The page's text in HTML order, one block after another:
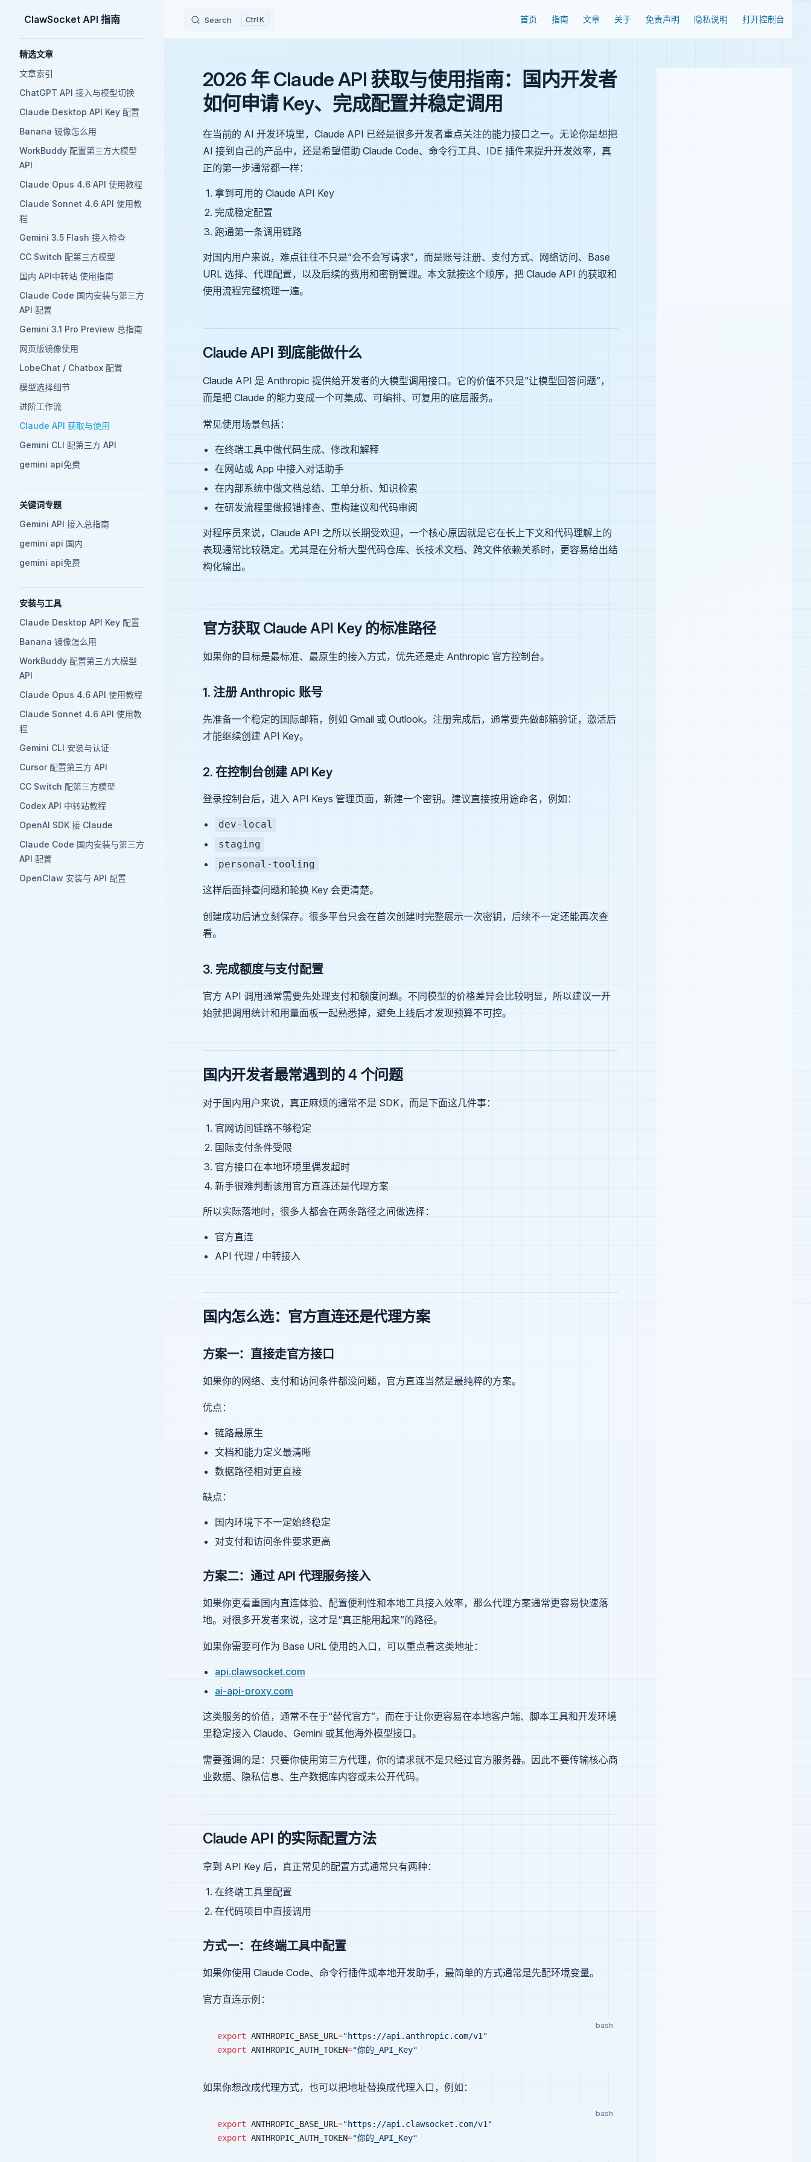
Skip to content
ClawSocket API 指南 Search K 首页 指南 文章 关于 免责声明 隐私说明 打开控制台
精选文章
文章索引
ChatGPT API 接入与模型切换
Claude Desktop API Key 配置
Banana 镜像怎么用
WorkBuddy 配置第三方大模型
API
Claude Opus 4.6 API 使用教程
Claude Sonnet 4.6 API 使用教
程
Gemini 3.5 Flash 接入检查
CC Switch 配第三方模型
国内 API中转站 使用指南
Claude Code 国内安装与第三方
API 配置
Gemini 3.1 Pro Preview 总指南
网页版镜像使用
LobeChat / Chatbox 配置
模型选择细节
进阶工作流
Claude API 获取与使用
Gemini CLI 配第三方 API
gemini api免费
关键词专题
Gemini API 接入总指南
gemini api 国内
gemini api免费
安装与工具
Claude Desktop API Key 配置
Banana 镜像怎么用
WorkBuddy 配置第三方大模型
API
Claude Opus 4.6 API 使用教程
Claude Sonnet 4.6 API 使用教
程
Gemini CLI 安装与认证
Cursor 配置第三方 API
CC Switch 配第三方模型
Codex API 中转站教程
OpenAI SDK 接 Claude
Claude Code 国内安装与第三方
API 配置
OpenClaw 安装与 API 配置
2026 年 Claude API 获取与使用指南：国内开发者
如何申请 Key、完成配置并稳定调用
在当前的 AI 开发环境里，Claude API 已经是很多开发者重点关注的能力接口之一。无论你是想把
AI 接到自己的产品中，还是希望借助 Claude Code、命令行工具、IDE 插件来提升开发效率，真
正的第一步通常都一样：
拿到可用的 Claude API Key
完成稳定配置
跑通第一条调用链路
对国内用户来说，难点往往不只是“会不会写请求”，而是账号注册、支付方式、网络访问、Base
URL 选择、代理配置，以及后续的费用和密钥管理。本文就按这个顺序，把 Claude API 的获取和
使用流程完整梳理一遍。
Claude API 到底能做什么
Claude API 是 Anthropic 提供给开发者的大模型调用接口。它的价值不只是“让模型回答问题”，
而是把 Claude 的能力变成一个可集成、可编排、可复用的底层服务。
常见使用场景包括：
在终端工具中做代码生成、修改和解释
在网站或 App 中接入对话助手
在内部系统中做文档总结、工单分析、知识检索
在研发流程里做报错排查、重构建议和代码审阅
对程序员来说，Claude API 之所以长期受欢迎，一个核心原因就是它在长上下文和代码理解上的
表现通常比较稳定。尤其是在分析大型代码仓库、长技术文档、跨文件依赖关系时，更容易给出结
构化输出。
官方获取 Claude API Key 的标准路径
如果你的目标是最标准、最原生的接入方式，优先还是走 Anthropic 官方控制台。
1. 注册 Anthropic 账号
先准备一个稳定的国际邮箱，例如 Gmail 或 Outlook。注册完成后，通常要先做邮箱验证，激活后
才能继续创建 API Key。
2. 在控制台创建 API Key
登录控制台后，进入 API Keys 管理页面，新建一个密钥。建议直接按用途命名，例如：
dev-local
staging
personal-tooling
这样后面排查问题和轮换 Key 会更清楚。
创建成功后请立刻保存。很多平台只会在首次创建时完整展示一次密钥，后续不一定还能再次查
看。
3. 完成额度与支付配置
官方 API 调用通常需要先处理支付和额度问题。不同模型的价格差异会比较明显，所以建议一开
始就把调用统计和用量面板一起熟悉掉，避免上线后才发现预算不可控。
国内开发者最常遇到的 4 个问题
对于国内用户来说，真正麻烦的通常不是 SDK，而是下面这几件事：
官网访问链路不够稳定
国际支付条件受限
官方接口在本地环境里偶发超时
新手很难判断该用官方直连还是代理方案
所以实际落地时，很多人都会在两条路径之间做选择：
官方直连
API 代理 / 中转接入
国内怎么选：官方直连还是代理方案
方案一：直接走官方接口
如果你的网络、支付和访问条件都没问题，官方直连当然是最纯粹的方案。
优点：
链路最原生
文档和能力定义最清晰
数据路径相对更直接
缺点：
国内环境下不一定始终稳定
对支付和访问条件要求更高
方案二：通过 API 代理服务接入
如果你更看重国内直连体验、配置便利性和本地工具接入效率，那么代理方案通常更容易快速落
地。对很多开发者来说，这才是“真正能用起来”的路径。
如果你需要可作为 Base URL 使用的入口，可以重点看这类地址：
api.clawsocket.com
ai-api-proxy.com
这类服务的价值，通常不在于“替代官方”，而在于让你更容易在本地客户端、脚本工具和开发环境
里稳定接入 Claude、Gemini 或其他海外模型接口。
需要强调的是：只要你使用第三方代理，你的请求就不是只经过官方服务器。因此不要传输核心商
业数据、隐私信息、生产数据库内容或未公开代码。
Claude API 的实际配置方法
拿到 API Key 后，真正常见的配置方式通常只有两种：
在终端工具里配置
在代码项目中直接调用
方式一：在终端工具中配置
如果你使用 Claude Code、命令行插件或本地开发助手，最简单的方式通常是先配环境变量。
官方直连示例：
bash
export ANTHROPIC_BASE_URL ="https://api.anthropic.com/v1"
export ANTHROPIC_AUTH_TOKEN="你的_API_Key"
如果你想改成代理方式，也可以把地址替换成代理入口，例如：
bash
export ANTHROPIC_BASE_URL ="https://api.clawsocket.com/v1"
export ANTHROPIC_AUTH_TOKEN="你的_API_Key"